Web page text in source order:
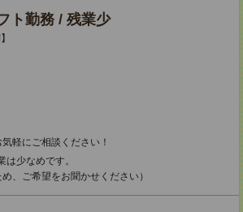
ト勤務 / 残業少
軽にご相談ください！
少なめです。
、ご希望をお聞かせください）